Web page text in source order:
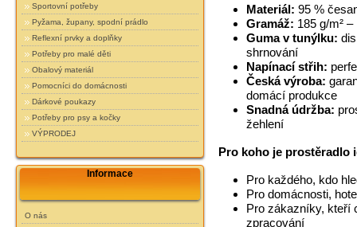
Sportovní potřeby
Pyžama, župany, spodní prádlo
Reflexní prvky a doplňky
Potřeby pro malé děti
Obalový materiál
Pomocníci do domácnosti
Dárkové poukazy
Potřeby pro psy a kočky
VÝPRODEJ
Informace
O nás
Materiál: 95 %
Gramáž: 185 g/m²
Guma v tunýlku:
shrnování
Napínací střih:
Česká výroba:
domácí produkce
Snadná údržba:
žehlení
Pro koho je prostěradlo
Pro každého, kdo
Pro domácnosti,
Pro zákazníky, kteří
zpracování